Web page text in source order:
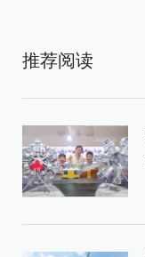
推荐阅读